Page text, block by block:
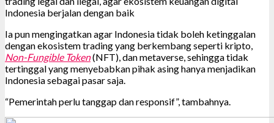
Indonesia berjalan dengan baik
Ia pun mengingatkan agar Indonesia tidak boleh ketinggalan
dengan ekosistem trading yang berkembang seperti kripto,
Non-Fungible Token(NFT), dan metaverse, sehingga tidak
tertinggal yang menyebabkan pihak asing hanya menjadikan
Indonesia sebagai pasar saja.
“Pemerintah perlu tanggap dan responsif”, tambahnya.